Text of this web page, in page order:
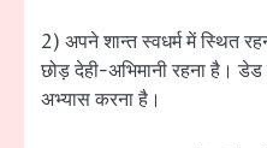
2) अपने शान्त स्वधर्म में स्थित
छोड़ देही-अभिमानी रहना है।
अभ्यास करना है।